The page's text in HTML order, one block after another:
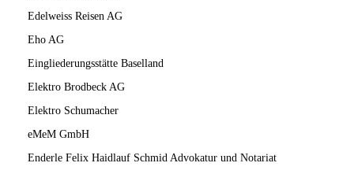
Edelweiss Reisen AG
Eho AG
Eingliederungsstätte Baselland
Elektro Brodbeck AG
Elektro Schumacher
eMeM GmbH
Enderle Felix Haidlauf Schmid Advokatur und Notariat